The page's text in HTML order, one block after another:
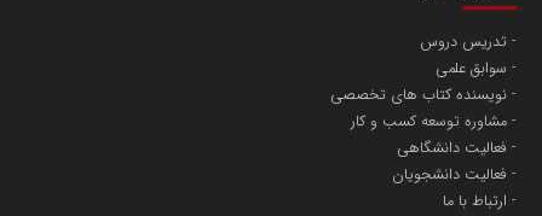
تدریس دروس
سوابق علمی
نویسنده کتاب های تخصصی
مشاوره توسعه کسب و کار
فعالیت دانشگاهی
فعالیت دانشجویان
ارتباط با ما